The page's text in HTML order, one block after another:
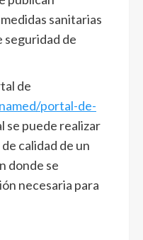
sanitarias
seguridad de
de
portal-de-
se puede realizar
calidad de un
donde se
necesaria para